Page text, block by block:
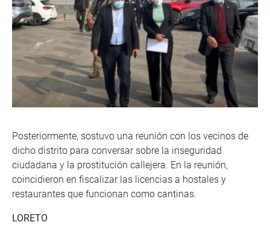
Posteriormente, sostuvo una reunión con los vecinos de
dicho distrito para conversar sobre la inseguridad
ciudadana y la prostitución callejera. En la reunión,
coincidieron en fiscalizar las licencias a hostales y
restaurantes que funcionan como cantinas.
LORETO